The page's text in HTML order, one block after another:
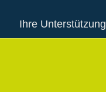
Ihre Unterstützung